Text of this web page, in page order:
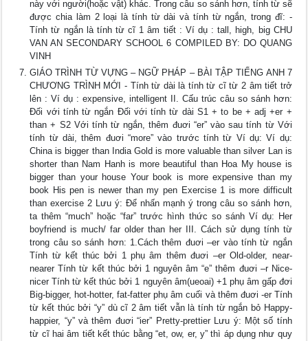
này với người(hoặc vật) khác. Trong câu so sánh hơn, tính từ sẽ
được chia làm 2 loại là tính từ dài và tính từ ngắn, trong đĩ: -
Tính từ ngắn là tính từ cĩ 1 âm tiết : Ví dụ : tall, high, big CHU
VAN AN SECONDARY SCHOOL 6 COMPILED BY: DO QUANG
VINH
GIÁO TRÌNH TỪ VỰNG – NGỮ PHÁP – BÀI TẬP TIẾNG ANH 7
CHƯƠNG TRÌNH MỚI - Tính từ dài là tính từ cĩ từ 2 âm tiết trở
lên : Ví dụ : expensive, intelligent II. Cấu trúc câu so sánh hơn:
Đối với tính từ ngắn Đối với tính từ dài S1 + to be + adj +er +
than + S2 Với tính từ ngắn, thêm đuơi “er” vào sau tính từ Với
tính từ dài, thêm đuơi “more” vào trước tính từ Ví dụ: Ví dụ:
China is bigger than India Gold is more valuable than silver Lan is
shorter than Nam Hanh is more beautiful than Hoa My house is
bigger than your house Your book is more expensive than my
book His pen is newer than my pen Exercise 1 is more difficult
than exercise 2 Lưu ý: Để nhấn mạnh ý trong câu so sánh hơn,
ta thêm “much” hoặc “far” trước hình thức so sánh Ví dụ: Her
boyfriend is much/ far older than her III. Cách sử dụng tính từ
trong câu so sánh hơn: 1.Cách thêm đuơi –er vào tính từ ngắn
Tính từ kết thúc bởi 1 phụ âm thêm đuơi –er Old-older, near-
nearer Tính từ kết thúc bởi 1 nguyên âm “e” thêm đuơi –r Nice-
nicer Tính từ kết thúc bởi 1 nguyên âm(ueoai) +1 phụ âm gấp đơi
Big-bigger, hot-hotter, fat-fatter phụ âm cuối và thêm đuơi -er Tính
từ kết thúc bởi “y” dù cĩ 2 âm tiết vẫn là tính từ ngắn bỏ Happy-
happier, “y” và thêm đuơi “ier” Pretty-prettier Lưu ý: Một số tính
từ cĩ hai âm tiết kết thúc bằng “et, ow, er, y” thì áp dụng như quy